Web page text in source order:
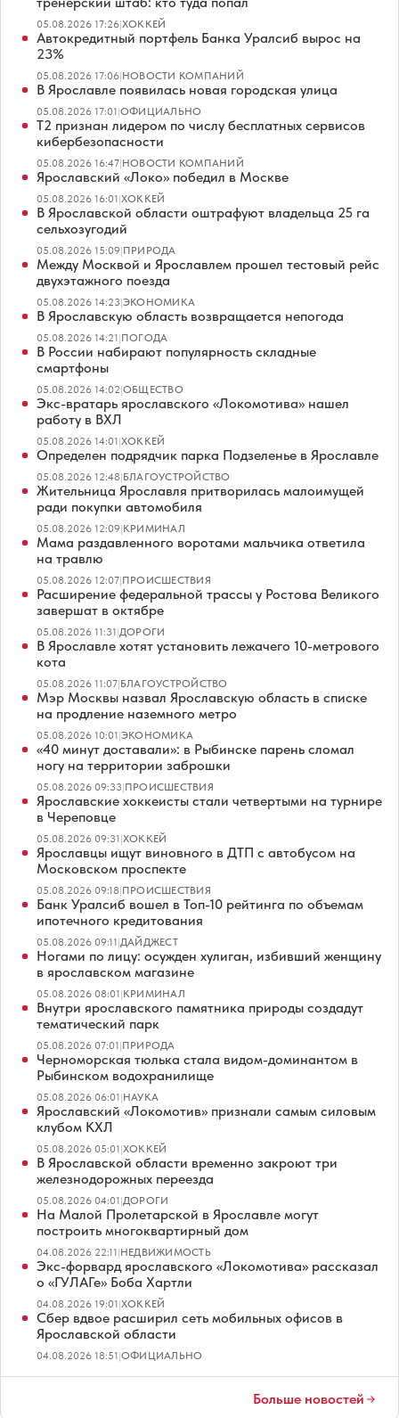
05.08.2026 17:26|ХОККЕЙ
Автокредитный портфель Банка Уралсиб вырос на
23%
05.08.2026 17:06|НОВОСТИ КОМПАНИЙ
В Ярославле появилась новая городская улица
05.08.2026 17:01|ОФИЦИАЛЬНО
Т2 признан лидером по числу бесплатных сервисов
кибербезопасности
05.08.2026 16:47|НОВОСТИ КОМПАНИЙ
Ярославский «Локо» победил в Москве
05.08.2026 16:01|ХОККЕЙ
В Ярославской области оштрафуют владельца 25 га
сельхозугодий
05.08.2026 15:09|ПРИРОДА
Между Москвой и Ярославлем прошел тестовый рейс
двухэтажного поезда
05.08.2026 14:23|ЭКОНОМИКА
В Ярославскую область возвращается непогода
05.08.2026 14:21|ПОГОДА
В России набирают популярность складные
смартфоны
05.08.2026 14:02|ОБЩЕСТВО
Экс-вратарь ярославского «Локомотива» нашел
работу в ВХЛ
05.08.2026 14:01|ХОККЕЙ
Определен подрядчик парка Подзеленье в Ярославле
05.08.2026 12:48|БЛАГОУСТРОЙСТВО
Жительница Ярославля притворилась малоимущей
ради покупки автомобиля
05.08.2026 12:09|КРИМИНАЛ
Мама раздавленного воротами мальчика ответила
на травлю
05.08.2026 12:07|ПРОИСШЕСТВИЯ
Расширение федеральной трассы у Ростова Великого
завершат в октябре
05.08.2026 11:31|ДОРОГИ
В Ярославле хотят установить лежачего 10-метрового
кота
05.08.2026 11:07|БЛАГОУСТРОЙСТВО
Мэр Москвы назвал Ярославскую область в списке
на продление наземного метро
05.08.2026 10:01|ЭКОНОМИКА
«40 минут доставали»: в Рыбинске парень сломал
ногу на территории заброшки
05.08.2026 09:33|ПРОИСШЕСТВИЯ
Ярославские хоккеисты стали четвертыми на турнире
в Череповце
05.08.2026 09:31|ХОККЕЙ
Ярославцы ищут виновного в ДТП с автобусом на
Московском проспекте
05.08.2026 09:18|ПРОИСШЕСТВИЯ
Банк Уралсиб вошел в Топ-10 рейтинга по объемам
ипотечного кредитования
05.08.2026 09:11|ДАЙДЖЕСТ
Ногами по лицу: осужден хулиган, избивший женщину
в ярославском магазине
05.08.2026 08:01|КРИМИНАЛ
Внутри ярославского памятника природы создадут
тематический парк
05.08.2026 07:01|ПРИРОДА
Черноморская тюлька стала видом-доминантом в
Рыбинском водохранилище
05.08.2026 06:01|НАУКА
Ярославский «Локомотив» признали самым силовым
клубом КХЛ
05.08.2026 05:01|ХОККЕЙ
В Ярославской области временно закроют три
железнодорожных переезда
05.08.2026 04:01|ДОРОГИ
На Малой Пролетарской в Ярославле могут
построить многоквартирный дом
04.08.2026 22:11|НЕДВИЖИМОСТЬ
Экс-форвард ярославского «Локомотива» рассказал
о «ГУЛАГе» Боба Хартли
04.08.2026 19:01|ХОККЕЙ
Сбер вдвое расширил сеть мобильных офисов в
Ярославской области
04.08.2026 18:51|ОФИЦИАЛЬНО
Больше новостей